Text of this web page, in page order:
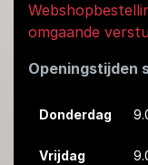
omgaande
Openingstijden
Donderdag
Vrijdag